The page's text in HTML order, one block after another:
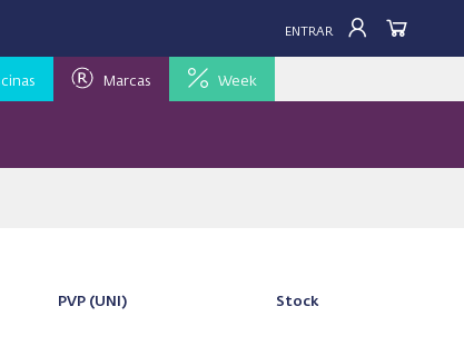
ENTRAR
Marcas Week
PVP (UNI) Stock